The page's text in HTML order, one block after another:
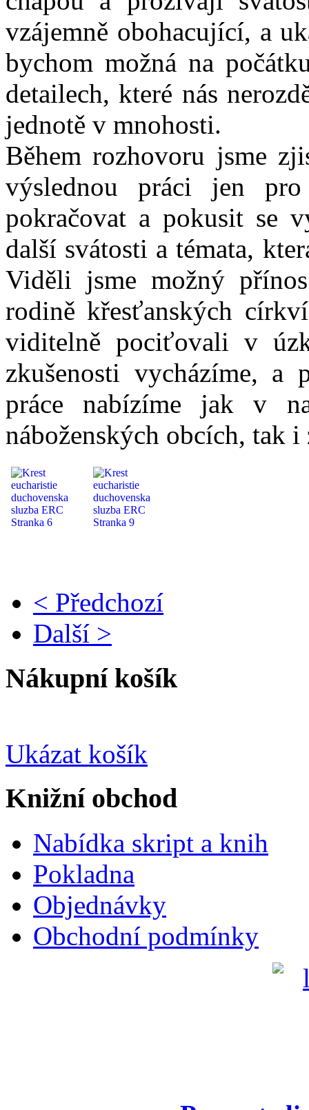
vzájemně obohacující, a
bychom možná na
detailech, které nás
jednotě v mnohosti.
Během rozhovoru jsme
výslednou práci jen
pokračovat a pokusit se
další svátosti a témata,
Viděli jsme možný
rodině křesťanských
viditelně pociťovali v
zkušenosti vycházíme, a
práce nabízíme jak v
náboženských obcích, tak
< Předchozí
Další >
Nákupní košík
Ukázat košík
Knižní obchod
Nabídka skript a knih
Pokladna
Objednávky
Obchodní podmínky